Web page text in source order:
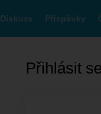
Diskuze Příspěvky
Přihlásit